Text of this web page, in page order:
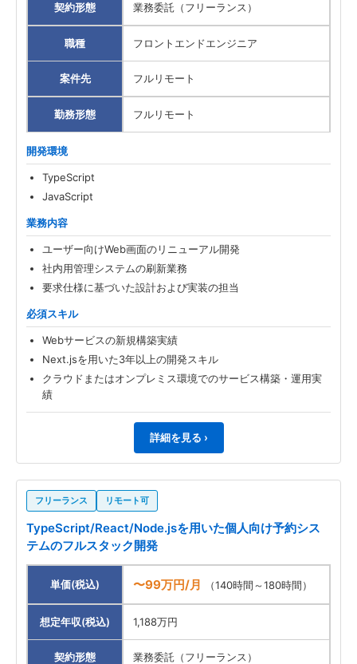
契約形態 業務委託（フリーランス）
職種 フロントエンドエンジニア
案件先 フルリモート
勤務形態 フルリモート
開発環境
TypeScript
JavaScript
業務内容
ユーザー向けWeb画面のリニューアル開発
社内用管理システムの刷新業務
要求仕様に基づいた設計および実装の担当
必須スキル
Webサービスの新規構築実績
Next.jsを用いた3年以上の開発スキル
クラウドまたはオンプレミス環境でのサービス構築・運用実
績
詳細を見る ›
フリーランス リモート可
TypeScript/React/Node.jsを用いた個人向け予約シス
テムのフルスタック開発
単価(税込) 〜99万円/月 （140時間～180時間）
想定年収(税込) 1,188万円
契約形態 業務委託（フリーランス）